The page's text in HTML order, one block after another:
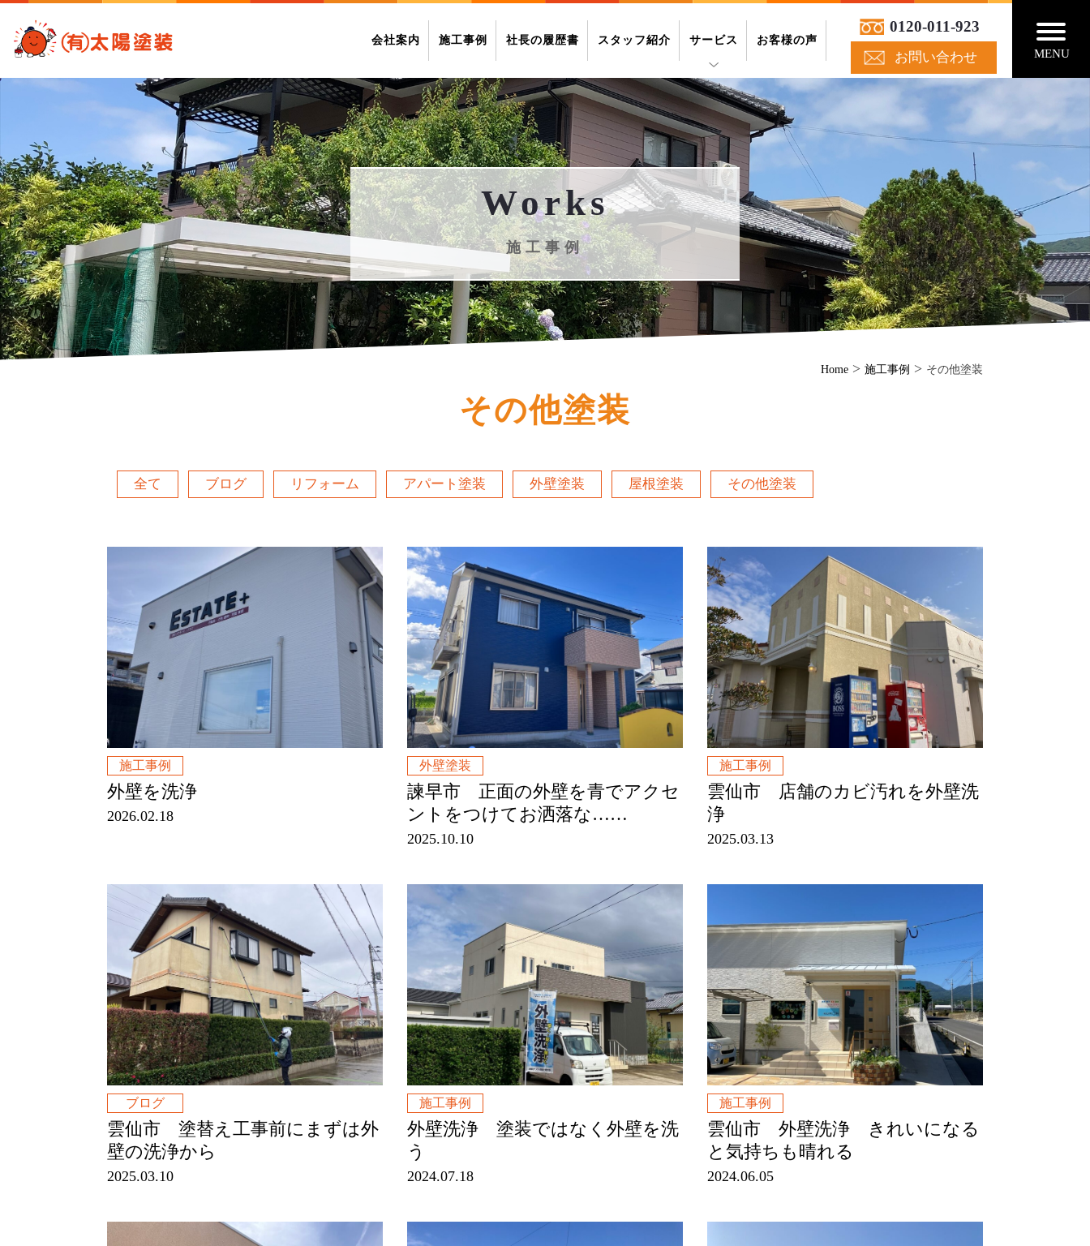
会社案内 施工事例 社長の履歴書 スタッフ紹介 サービス お客様の声
0120-011-923
お問い合わせ MENU
Works
施工事例
Home > 施工事例 > その他塗装
その他塗装
全て ブログ リフォーム アパート塗装 外壁塗装 屋根塗装 その他塗装
施工事例
外壁を洗浄
2026.02.18
外壁塗装
諫早市 正面の外壁を青でアクセ
ントをつけてお洒落な……
2025.10.10
施工事例
雲仙市 店舗のカビ汚れを外壁洗
浄
2025.03.13
ブログ
雲仙市 塗替え工事前にまずは外
壁の洗浄から
2025.03.10
施工事例
外壁洗浄 塗装ではなく外壁を洗
う
2024.07.18
施工事例
雲仙市 外壁洗浄 きれいになる
と気持ちも晴れる
2024.06.05